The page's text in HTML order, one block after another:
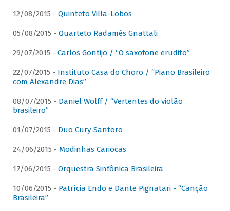
12/08/2015 - Quinteto Villa-Lobos
05/08/2015 - Quarteto Radamés Gnattali
29/07/2015 - Carlos Gontijo / “O saxofone erudito”
22/07/2015 - Instituto Casa do Choro / “Piano Brasileiro
com Alexandre Dias”
08/07/2015 - Daniel Wolff / “Vertentes do violão
brasileiro”
01/07/2015 - Duo Cury-Santoro
24/06/2015 - Modinhas Cariocas
17/06/2015 - Orquestra Sinfônica Brasileira
10/06/2015 - Patrícia Endo e Dante Pignatari - “Canção
Brasileira”